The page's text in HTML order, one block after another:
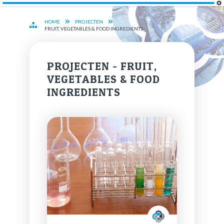
HOME
PROJECTEN
FRUIT, VEGETABLES & FOOD INGREDIENTS
PRO­JECTEN - FRUIT,
VEG­ETA­BLES & FOOD
IN­GRE­DI­ENTS